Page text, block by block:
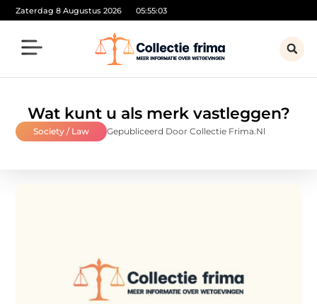
Zaterdag 8 Augustus 2026 05:55:03
Wat kunt u als merk vastleggen?
Society / Law Gepubliceerd Door Collectie Frima.nl